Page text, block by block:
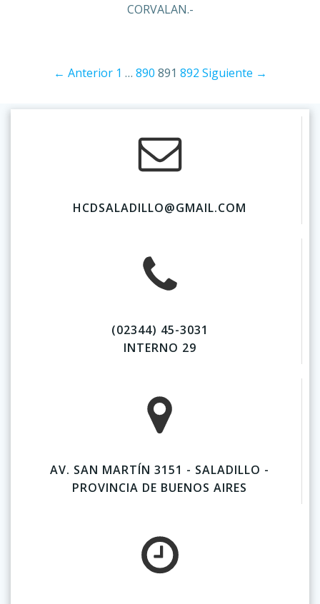
CORVALAN.-
← Anterior 1 … 890 891 892 Siguiente →
HCDSALADILLO@GMAIL.COM
(02344) 45-3031
INTERNO 29
AV. SAN MARTÍN 3151 - SALADILLO -
PROVINCIA DE BUENOS AIRES